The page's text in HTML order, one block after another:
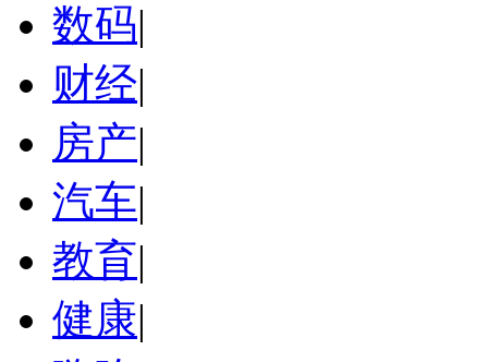
数码|
财经|
房产|
汽车|
教育|
健康|